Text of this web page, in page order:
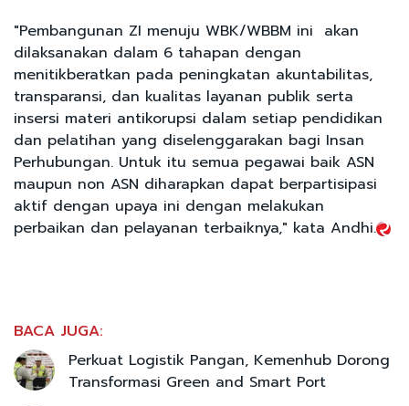
"Pembangunan ZI menuju WBK/WBBM ini akan
dilaksanakan dalam 6 tahapan dengan
menitikberatkan pada peningkatan akuntabilitas,
transparansi, dan kualitas layanan publik serta
insersi materi antikorupsi dalam setiap pendidikan
dan pelatihan yang diselenggarakan bagi Insan
Perhubungan. Untuk itu semua pegawai baik ASN
maupun non ASN diharapkan dapat berpartisipasi
aktif dengan upaya ini dengan melakukan
perbaikan dan pelayanan terbaiknya," kata Andhi.
BACA JUGA:
Perkuat Logistik Pangan, Kemenhub Dorong
Transformasi Green and Smart Port